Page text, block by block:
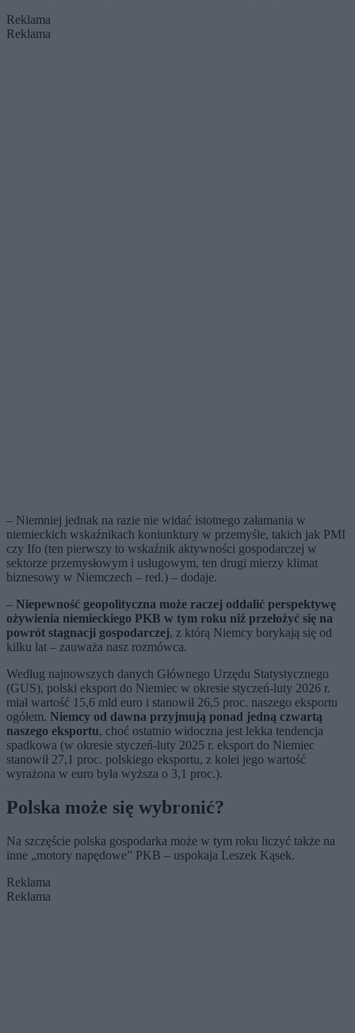
Reklama
Reklama
– Niemniej jednak na razie nie widać istotnego załamania w
niemieckich wskaźnikach koniunktury w przemyśle, takich jak PMI
czy Ifo (ten pierwszy to wskaźnik aktywności gospodarczej w
sektorze przemysłowym i usługowym, ten drugi mierzy klimat
biznesowy w Niemczech – red.) – dodaje.
– Niepewność geopolityczna może raczej oddalić perspektywę
ożywienia niemieckiego PKB w tym roku niż przełożyć się na
powrót stagnacji gospodarczej, z którą Niemcy borykają się od
kilku lat – zauważa nasz rozmówca.
Według najnowszych danych Głównego Urzędu Statystycznego
(GUS), polski eksport do Niemiec w okresie styczeń-luty 2026 r.
miał wartość 15,6 mld euro i stanowił 26,5 proc. naszego eksportu
ogółem. Niemcy od dawna przyjmują ponad jedną czwartą
naszego eksportu, choć ostatnio widoczna jest lekka tendencja
spadkowa (w okresie styczeń-luty 2025 r. eksport do Niemiec
stanowił 27,1 proc. polskiego eksportu, z kolei jego wartość
wyrażona w euro była wyższa o 3,1 proc.).
Polska może się wybronić?
Na szczęście polska gospodarka może w tym roku liczyć także na
inne „motory napędowe” PKB – uspokaja Leszek Kąsek.
Reklama
Reklama